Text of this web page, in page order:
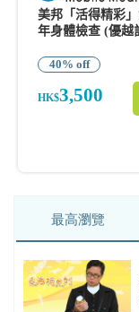
最高瀏覽